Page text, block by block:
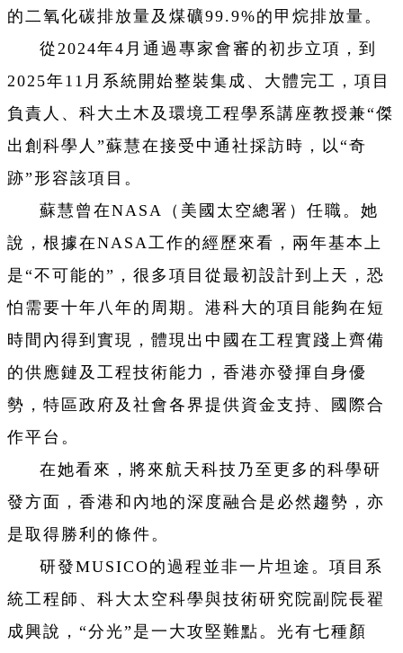
的二氧化碳排放量及煤礦99.9%的甲烷排放量。
從2024年4月通過專家會審的初步立項，到
2025年11月系統開始整裝集成、大體完工，項目
負責人、科大土木及環境工程學系講座教授兼“傑
出創科學人”蘇慧在接受中通社採訪時，以“奇
跡”形容該項目。
蘇慧曾在NASA（美國太空總署）任職。她
說，根據在NASA工作的經歷來看，兩年基本上
是“不可能的”，很多項目從最初設計到上天，恐
怕需要十年八年的周期。港科大的項目能夠在短
時間內得到實現，體現出中國在工程實踐上齊備
的供應鏈及工程技術能力，香港亦發揮自身優
勢，特區政府及社會各界提供資金支持、國際合
作平台。
在她看來，將來航天科技乃至更多的科學研
發方面，香港和內地的深度融合是必然趨勢，亦
是取得勝利的條件。
研發MUSICO的過程並非一片坦途。項目系
統工程師、科大太空科學與技術研究院副院長翟
成興說，“分光”是一大攻堅難點。光有七種顏